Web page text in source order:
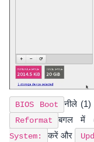
BIOS Boot नीले (1)
Reformat बगल में
System:
करें और